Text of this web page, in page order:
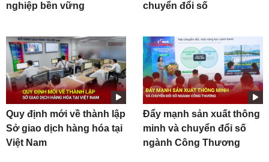
nghiệp bền vững
chuyển đổi số
Quy định mới về thành lập
Sở giao dịch hàng hóa tại
Việt Nam
Đẩy mạnh sản xuất thông
minh và chuyển đổi số
ngành Công Thương